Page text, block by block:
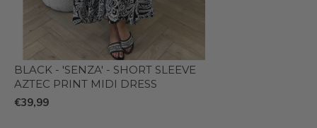
BLACK - 'SENZA' - SHORT SLEEVE
AZTEC PRINT MIDI DRESS
€39,99